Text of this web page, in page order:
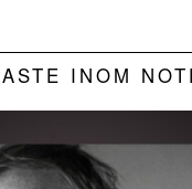
INOM